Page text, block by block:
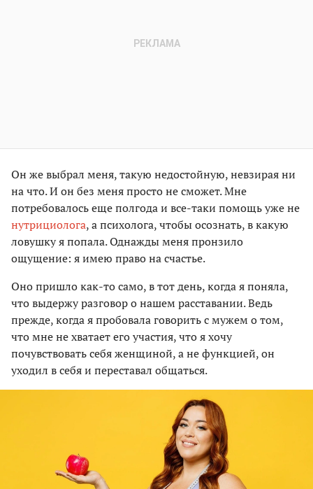
Он же выбрал меня, такую недостойную, невзирая ни
на что. И он без меня просто не сможет. Мне
потребовалось еще полгода и все-таки помощь уже не
нутрициолога, а психолога, чтобы осознать, в какую
ловушку я попала. Однажды меня пронзило
ощущение: я имею право на счастье.
Оно пришло как-то само, в тот день, когда я поняла,
что выдержу разговор о нашем расставании. Ведь
прежде, когда я пробовала говорить с мужем о том,
что мне не хватает его участия, что я хочу
почувствовать себя женщиной, а не функцией, он
уходил в себя и переставал общаться.